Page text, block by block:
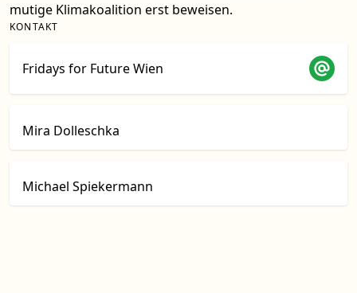
mutige Klimakoalition erst beweisen.
KONTAKT
Fridays for Future Wien
Mira Dolleschka
Michael Spiekermann